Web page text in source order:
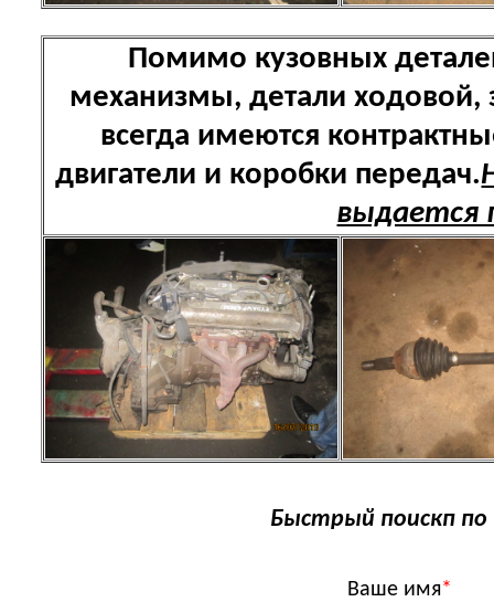
Помимо кузовных
механизмы, детали ходовой,
всегда имеются
двигатели и коробки передач.
выдается
Быстрый поискп по
Ваше имя*